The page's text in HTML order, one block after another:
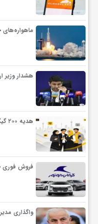
ب
ماهواره‌های
هشدار وزیر
هدیه ۲۰۰ گیگابایتی دولت برای خبرنگاران ایرانسلی
فروش فوری
واگذاری